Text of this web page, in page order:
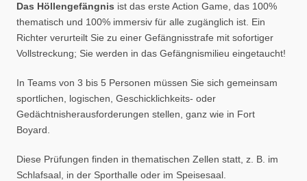
Das Höllengefängnis ist das erste Action Game, das 100%
thematisch und 100% immersiv für alle zugänglich ist. Ein
Richter verurteilt Sie zu einer Gefängnisstrafe mit sofortiger
Vollstreckung; Sie werden in das Gefängnismilieu eingetaucht!
In Teams von 3 bis 5 Personen müssen Sie sich gemeinsam
sportlichen, logischen, Geschicklichkeits- oder
Gedächtnisherausforderungen stellen, ganz wie in Fort
Boyard.
Diese Prüfungen finden in thematischen Zellen statt, z. B. im
Schlafsaal, in der Sporthalle oder im Speisesaal.